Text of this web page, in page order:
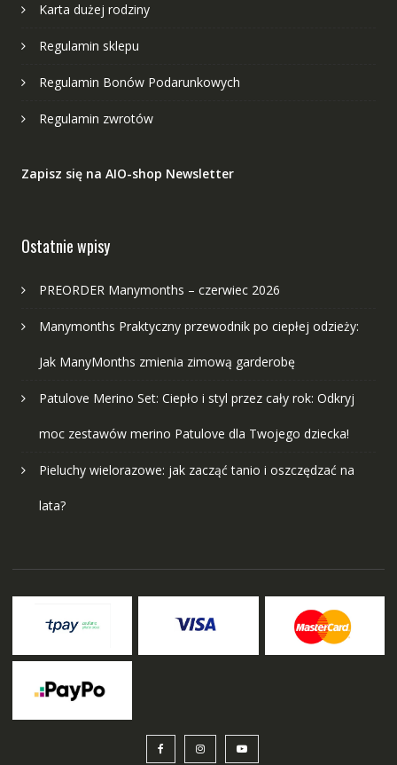
Karta dużej rodziny
Regulamin sklepu
Regulamin Bonów Podarunkowych
Regulamin zwrotów
Zapisz się na AIO-shop Newsletter
Ostatnie wpisy
PREORDER Manymonths – czerwiec 2026
Manymonths Praktyczny przewodnik po ciepłej odzieży:
Jak ManyMonths zmienia zimową garderobę
Patulove Merino Set: Ciepło i styl przez cały rok: Odkryj
moc zestawów merino Patulove dla Twojego dziecka!
Pieluchy wielorazowe: jak zacząć tanio i oszczędzać na
lata?